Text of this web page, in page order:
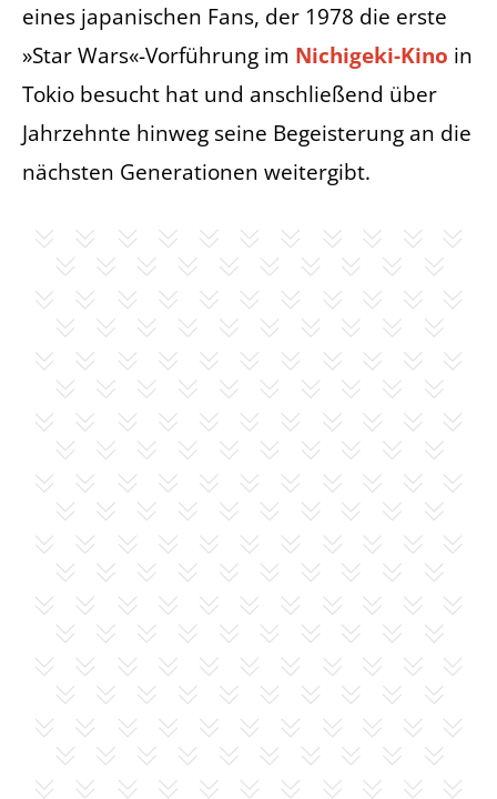
eines japanischen Fans, der 1978 die erste
»Star Wars«-Vorführung im Nichigeki-Kino in
Tokio besucht hat und anschließend über
Jahrzehnte hinweg seine Begeisterung an die
nächsten Generationen weitergibt.